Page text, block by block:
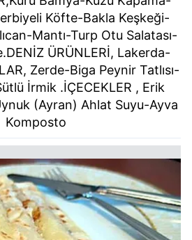
Köfte-Bakla Keşkeği-
Mantı-Turp Otu Salatası-
ÜRÜNLERİ, Lakerda-
Zerde-Biga Peynir Tatlısı-
İrmik .İÇECEKLER , Erik
(Ayran) Ahlat Suyu-Ayva
Komposto